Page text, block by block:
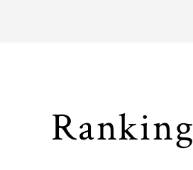
Ranking